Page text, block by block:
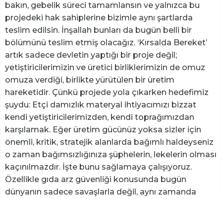
bakın, gebelik süreci tamamlansın ve yalnızca bu
projedeki hak sahiplerine bizimle aynı şartlarda
teslim edilsin. İnşallah bunları da bugün belli bir
bölümünü teslim etmiş olacağız. ‘Kırsalda Bereket’
artık sadece devletin yaptığı bir proje değil;
yetiştiricilerimizin ve üretici birliklerimizin de omuz
omuza verdiği, birlikte yürütülen bir üretim
hareketidir. Çünkü projede yola çıkarken hedefimiz
şuydu: Etçi damızlık materyal ihtiyacımızı bizzat
kendi yetiştiricilerimizden, kendi toprağımızdan
karşılamak. Eğer üretim gücünüz yoksa sizler için
önemli, kritik, stratejik alanlarda bağımlı haldeyseniz
o zaman bağımsızlığınıza şüphelerin, lekelerin olması
kaçınılmazdır. İşte bunu sağlamaya çalışıyoruz.
Özellikle gıda arz güvenliği konusunda bugün
dünyanın sadece savaşlarla değil, aynı zamanda